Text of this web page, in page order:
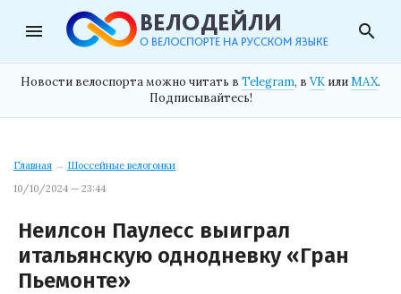
menu search
Новости велоспорта можно читать в Telegram, в VK илиMAX.
Подписывайтесь!
Главная → Шоссейные велогонки
10/10/2024 — 23:44
Неилсон Паулесс выиграл
итальянскую однодневку «Гран
Пьемонте»